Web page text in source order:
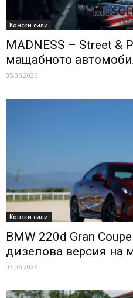
Конски сили
MADNESS – Street &
мащабното
05.06.2026
Конски сили
BMW 220d Gran
дизелова версия на
03.06.2026